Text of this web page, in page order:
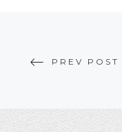
PREV POST